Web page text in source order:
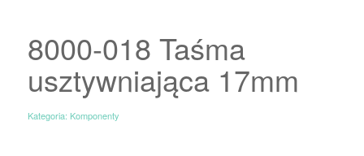
8000-018 Taśma
usztywniająca 17mm
Kategoria: Komponenty